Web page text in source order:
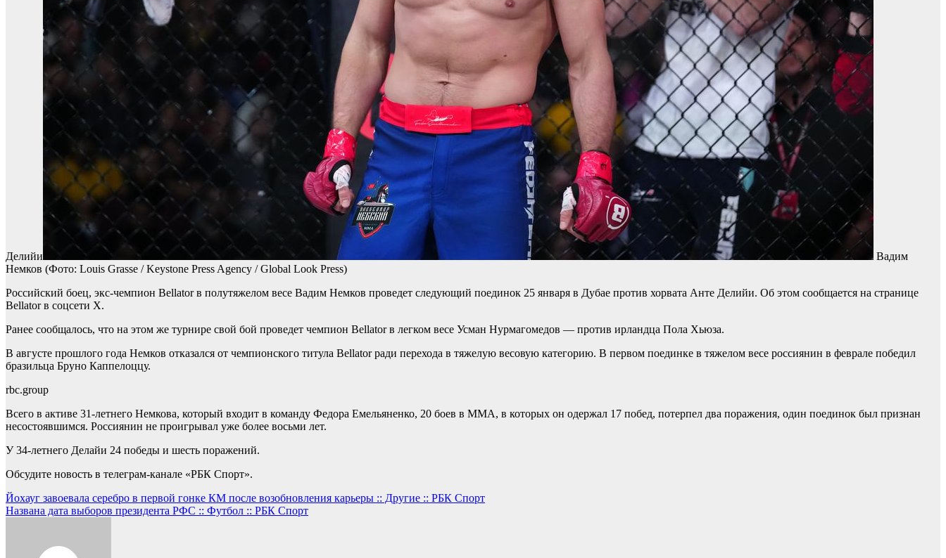
Делийи
Вадим
Немков (Фото: Louis Grasse / Keystone Press Agency / Global Look Press)
Российский боец, экс-чемпион Bellator в полутяжелом весе Вадим Немков проведет следующий поединок 25 января в Дубае против хорвата Анте Делийи. Об этом сообщается на странице
Bellator в соцсети X.
Ранее сообщалось, что на этом же турнире свой бой проведет чемпион Bellator в легком весе Усман Нурмагомедов — против ирландца Пола Хьюза.
В августе прошлого года Немков отказался от чемпионского титула Bellator ради перехода в тяжелую весовую категорию. В первом поединке в тяжелом весе россиянин в феврале победил
бразильца Бруно Каппелоццу.
rbc.group
Всего в активе 31-летнего Немкова, который входит в команду Федора Емельяненко, 20 боев в ММА, в которых он одержал 17 побед, потерпел два поражения, один поединок был признан
несостоявшимся. Россиянин не проигрывал уже более восьми лет.
У 34-летнего Делайи 24 победы и шесть поражений.
Обсудите новость в телеграм-канале «РБК Спорт».
Навигация
по
Йохауг завоевала серебро в первой гонке КМ после возобновления карьеры :: Другие :: РБК Спорт
Названа дата выборов президента РФС :: Футбол :: РБК Спорт